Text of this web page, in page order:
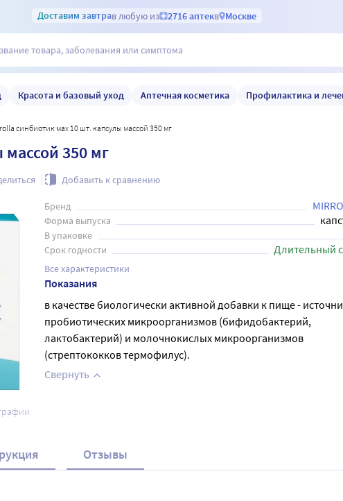
Доставим завтрав любую из 2716 аптекв Москве
Красота и базовый уход Аптечная косметика Профилактика и
синбиотик мах 10 шт. капсулы массой 350 мг
350 мг
Добавить к сравнению
Бренд
Форма выпуска
В упаковке
Срок годности Длительный
Все характеристики
Показания
в качестве биологически активной добавки к пище -
пробиотических микроорганизмов (бифидобактерий,
лактобактерий) и молочнокислых микроорганизмов
(стрептококков термофилус).
Свернуть
Отзывы